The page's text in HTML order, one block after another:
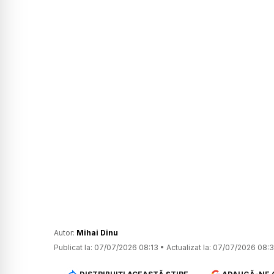
Autor: Mihai Dinu
Publicat la: 07/07/2026 08:13 • Actualizat la: 07/07/2026